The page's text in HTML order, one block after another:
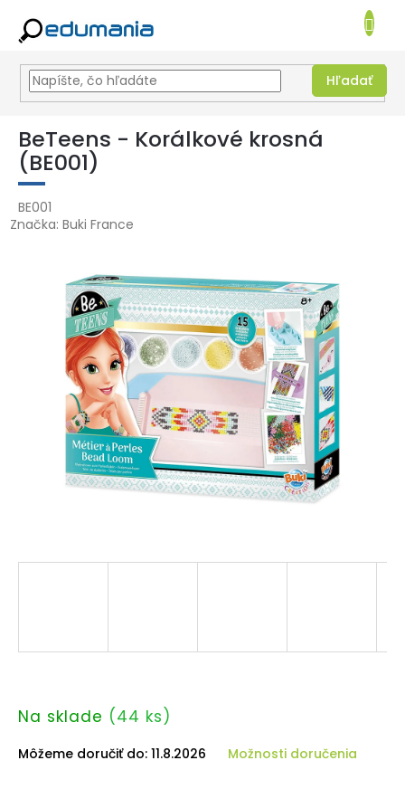
Prejsť
obsah
Hľadať
KOŠÍK
BeTeens - Korálkové krosná
(BE001)
BE001
Značka: Buki France
Na sklade (44 ks)
Môžeme doručiť do: 11.8.2026 Možnosti doručenia